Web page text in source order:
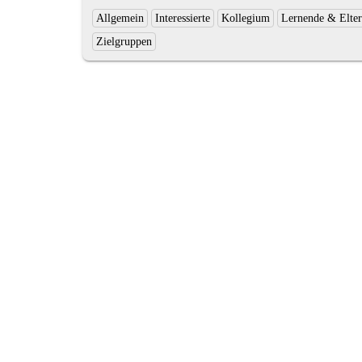
Ende
des
Textauszugs
Kategorien
und
Schlagworte:
Allgemein Interessierte Kollegium
Lernende &
Zielgruppen